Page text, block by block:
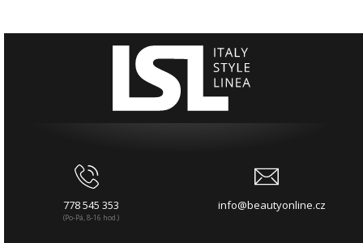
778 545 353
(Po-Pá, 8-16 hod.)
info@beautyonline.cz